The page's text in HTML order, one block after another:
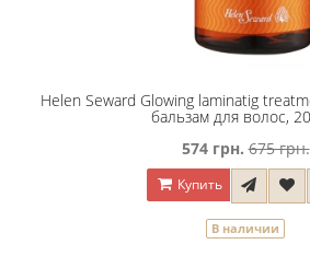
Helen Seward Glowing laminatig
бальзам для волос,
574 грн. 675 грн.
Купить
В наличии